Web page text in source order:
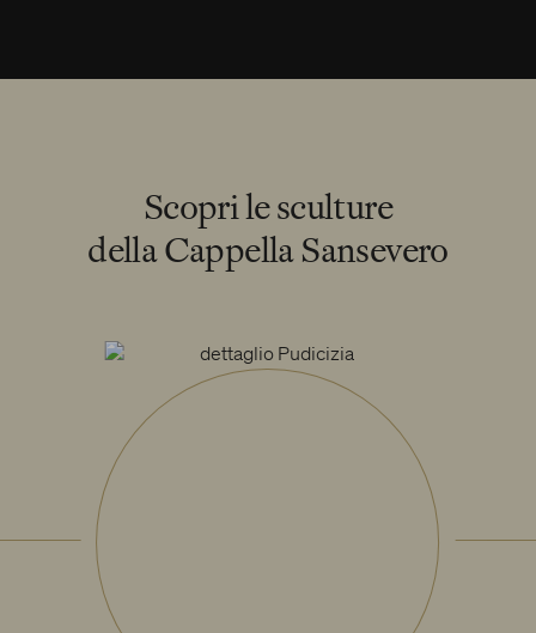
Scopri le sculture
della Cappella Sansevero